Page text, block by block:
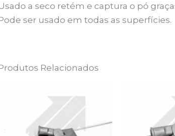
a seco retém e captura o pó
ser usado em todas as superfícies.
Relacionados